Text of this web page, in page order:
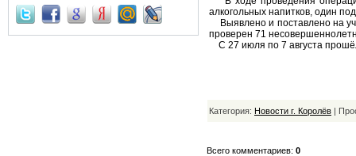
алкогольных напитков, один
Выявлено и поставлено на
проверен 71
С 27 июля по 7 августа
Категория: Новости г. Королёв |
Всего комментариев: 0